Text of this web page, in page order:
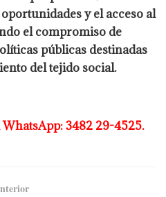
y el acceso al
el compromiso de
públicas destinadas
del tejido social.
3482 29-4525.